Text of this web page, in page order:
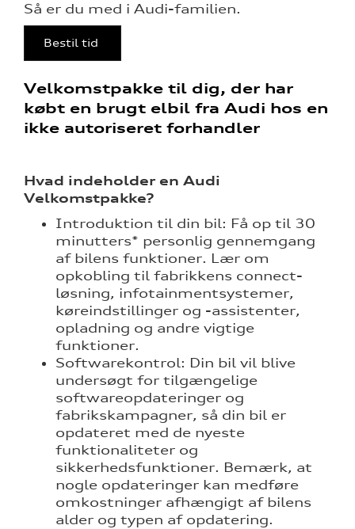
Så er du med i Audi-familien.
Bestil tid
Velkomstpakke til dig, der har
købt en brugt elbil fra Audi hos en
ikke autoriseret forhandler
Hvad indeholder en Audi
Velkomstpakke?
Introduktion til din bil: Få op til 30
minutters* personlig gennemgang
af bilens funktioner. Lær om
opkobling til fabrikkens connect-
løsning, infotainmentsystemer,
køreindstillinger og -assistenter,
opladning og andre vigtige
funktioner.
Softwarekontrol: Din bil vil blive
undersøgt for tilgængelige
softwareopdateringer og
fabrikskampagner, så din bil er
opdateret med de nyeste
funktionaliteter og
sikkerhedsfunktioner. Bemærk, at
nogle opdateringer kan medføre
omkostninger afhængigt af bilens
alder og typen af opdatering.